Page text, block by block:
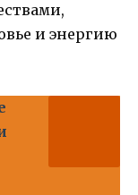
и энергию